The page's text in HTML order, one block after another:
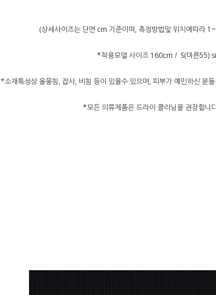
(상세사이즈는 단면 cm 기준이며, 측정방법및 위치에따라
*착용모델 사이즈 160cm / S(마른55)
*소재특성상 올뭉침, 잡사, 비침 등이 있을수 있으며, 피부가 예민하신 분
*모든 의류제품은 드라이 클리닝을 권장합니